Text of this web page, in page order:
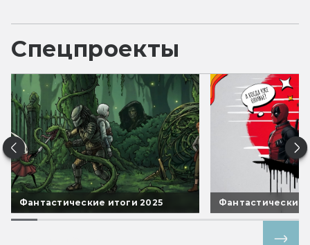
Спецпроекты
Фантастические итоги 2025 Фантастические